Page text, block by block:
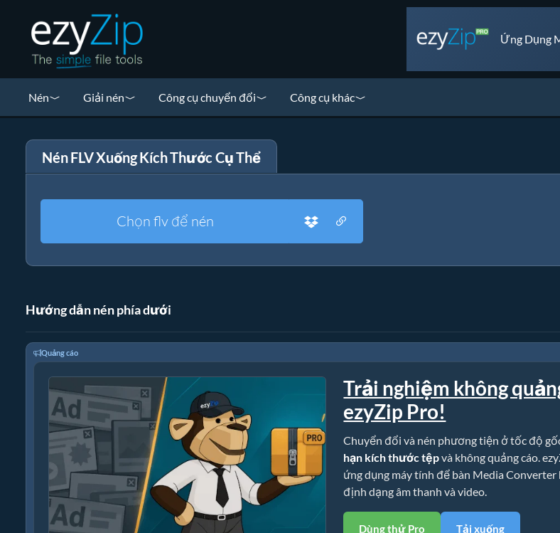
Ứng Dụng
Nén Giải nén Công cụ chuyển đổi Công cụ khác
Nén FLV Xuống Kích Thước Cụ Thể
Chọn flv để nén
Hướng dẫn nén phía dưới
Quảng cáo
Trải nghiệm không
ezyZip Pro!
Chuyển đổi và nén phương tiện ở tốc độ
hạn kích thước tệpvà không quảng cáo.
ứng dụng máy tính để bàn Media
định dạng âm thanh và video.
Dùng thử Pro Tải xuống